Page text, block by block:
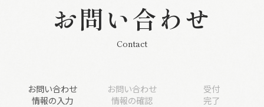
お問い合わせ
Contact
お問い合わせ
情報の入力
お問い合わせ
情報の確認
受付
完了